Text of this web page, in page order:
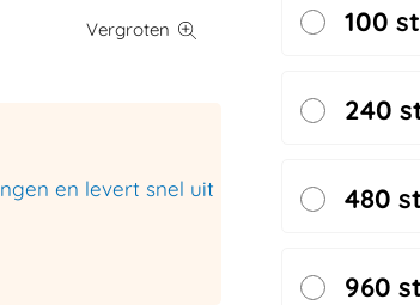
en levert snel uit
100
240
480
960